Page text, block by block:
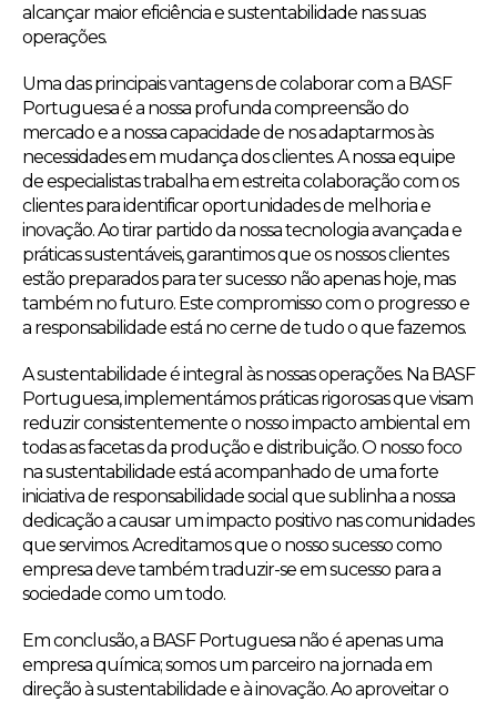
alcançar maior eficiência e sustentabilidade nas suas
operações.
Uma das principais vantagens de colaborar com a BASF
Portuguesa é a nossa profunda compreensão do
mercado e a nossa capacidade de nos adaptarmos às
necessidades em mudança dos clientes. A nossa equipe
de especialistas trabalha em estreita colaboração com os
clientes para identificar oportunidades de melhoria e
inovação. Ao tirar partido da nossa tecnologia avançada e
práticas sustentáveis, garantimos que os nossos clientes
estão preparados para ter sucesso não apenas hoje, mas
também no futuro. Este compromisso com o progresso e
a responsabilidade está no cerne de tudo o que fazemos.
A sustentabilidade é integral às nossas operações. Na BASF
Portuguesa, implementámos práticas rigorosas que visam
reduzir consistentemente o nosso impacto ambiental em
todas as facetas da produção e distribuição. O nosso foco
na sustentabilidade está acompanhado de uma forte
iniciativa de responsabilidade social que sublinha a nossa
dedicação a causar um impacto positivo nas comunidades
que servimos. Acreditamos que o nosso sucesso como
empresa deve também traduzir-se em sucesso para a
sociedade como um todo.
Em conclusão, a BASF Portuguesa não é apenas uma
empresa química; somos um parceiro na jornada em
direção à sustentabilidade e à inovação. Ao aproveitar o